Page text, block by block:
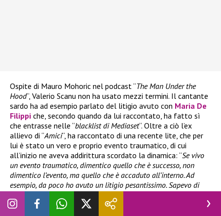
Ospite di Mauro Mohoric nel podcast “The Man Under the
Hood“, Valerio Scanu non ha usato mezzi termini. Il cantante
sardo ha ad esempio parlato del litigio avuto con Maria De
Filippi che, secondo quando da lui raccontato, ha fatto sì
che entrasse nelle “blacklist di Mediaset“. Oltre a ciò l’ex
allievo di “Amici“, ha raccontato di una recente lite, che per
lui è stato un vero e proprio evento traumatico, di cui
all’inizio ne aveva addirittura scordato la dinamica: “Se vivo
un evento traumatico, dimentico quello che è successo, non
dimentico l’evento, ma quello che è accaduto all’interno. Ad
esempio, da poco ho avuto un litigio pesantissimo. Sapevo di
aver litigato con questa grandissima… maleducata e ricordo
anche che
mi ha maltrattato in maniera traumatica.